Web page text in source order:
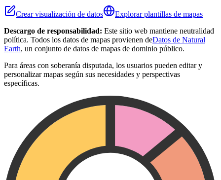
Crear visualización de datos
Explorar plantillas de mapas
Descargo de responsabilidad: Este sitio web mantiene neutralidad
política. Todos los datos de mapas provienen deDatos de Natural
Earth, un conjunto de datos de mapas de dominio público.
Para áreas con soberanía disputada, los usuarios pueden editar y
personalizar mapas según sus necesidades y perspectivas
específicas.